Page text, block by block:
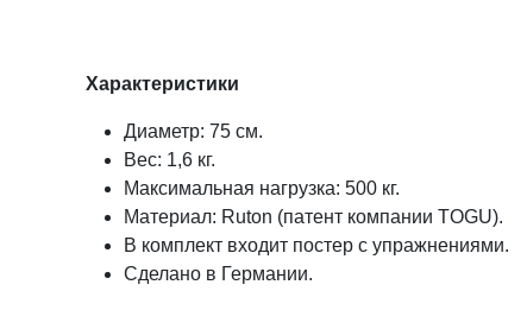
Характеристики
Диаметр: 75 см.
Вес: 1,6 кг.
Максимальная нагрузка: 500 кг.
Материал: Ruton (патент компании TOGU).
В комплект входит постер с упражнениями.
Сделано в Германии.